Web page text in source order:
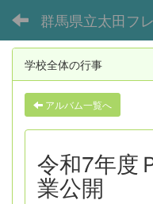
群馬県立太田フ
学校全体の行事
アルバム一覧へ
令和7年度
業公開